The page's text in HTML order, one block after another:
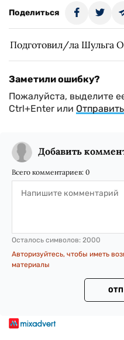
Поделиться
Подготовил/ла Шульга
Заметили ошибку?
Пожалуйста, выделите
Ctrl+Enter или
Добавить
Всего комментариев: 0
Осталось символов: 2000
Авторизуйтесь, чтобы иметь
материалы